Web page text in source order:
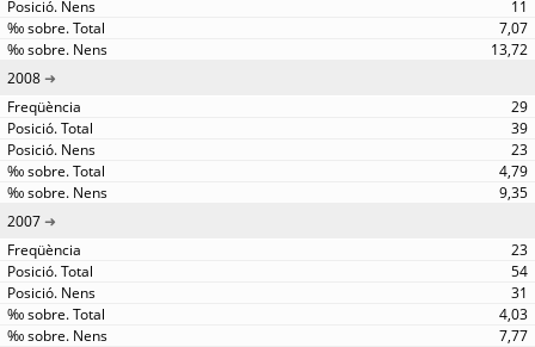
11
7,07
13,72
2008
29
39
23
4,79
9,35
2007
23
54
31
4,03
7,77